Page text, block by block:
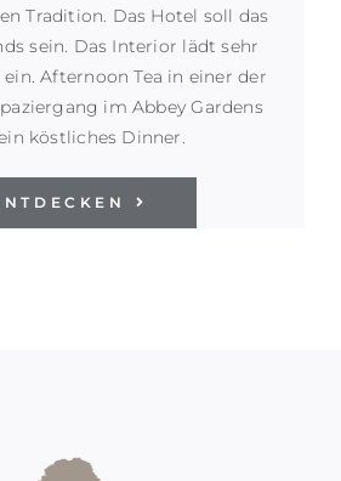
Tradition. Das Hotel soll das
sein. Das Interior lädt sehr
Afternoon Tea in einer der
im Abbey Gardens
köstliches Dinner.